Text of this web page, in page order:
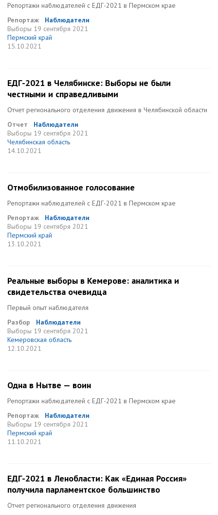
Репортажи наблюдателей с ЕДГ-2021 в Пермском крае
Репортаж
Наблюдатели
Выборы 19 сентября 2021
Пермский край
15.10.2021
ЕДГ-2021 в Челябинске: Выборы не были
честными и справедливыми
Отчет регионального отделения движения в Челябинской области
Отчет
Наблюдатели
Выборы 19 сентября 2021
Челябинская область
14.10.2021
Отмобилизованное голосование
Репортажи наблюдателей с ЕДГ-2021 в Пермском крае
Репортаж
Наблюдатели
Выборы 19 сентября 2021
Пермский край
13.10.2021
Реальные выборы в Кемерове: аналитика и
свидетельства очевидца
Первый опыт наблюдателя
Разбор
Наблюдатели
Выборы 19 сентября 2021
Кемеровская область
12.10.2021
Одна в Нытве — воин
Репортажи наблюдателей с ЕДГ-2021 в Пермском крае
Репортаж
Наблюдатели
Выборы 19 сентября 2021
Пермский край
11.10.2021
ЕДГ-2021 в Ленобласти: Как «Единая Россия»
получила парламентское большинство
Отчет регионального отделения движения